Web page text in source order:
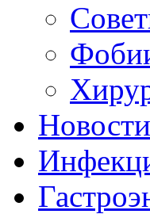
Новости